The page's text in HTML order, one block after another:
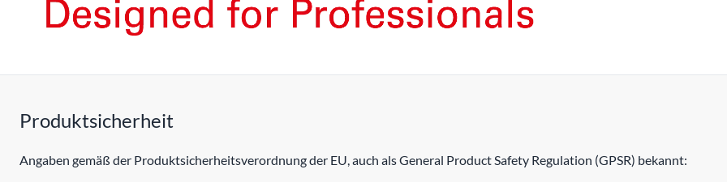
Produktsicherheit
Angaben gemäß der Produktsicherheitsverordnung der EU, auch als General Product Safety Regulation (GPSR) bekannt: